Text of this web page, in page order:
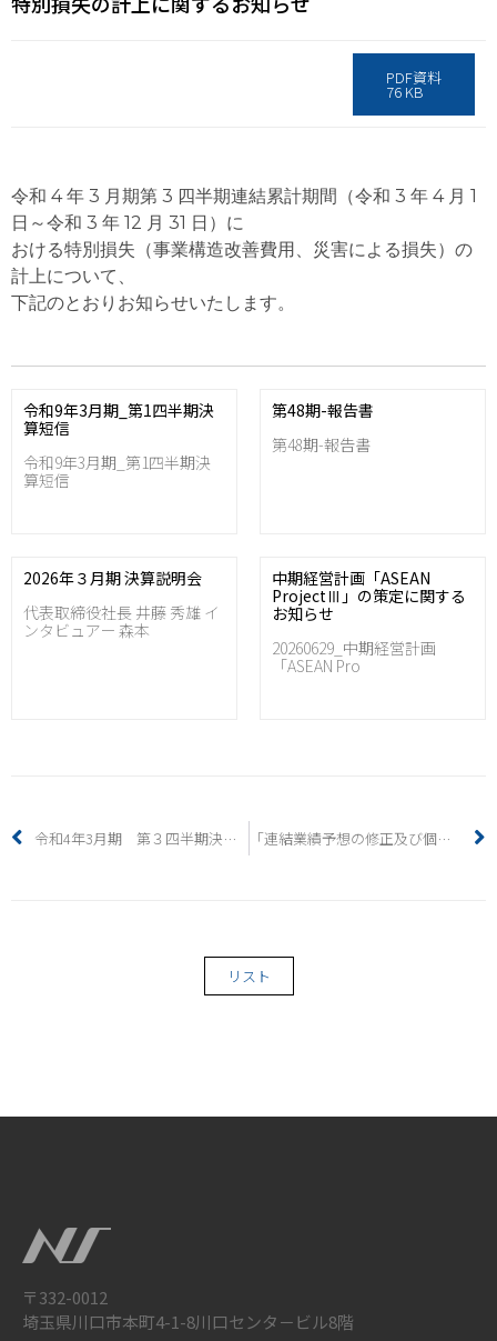
PDF資料
76 KB
令和 4 年 3 月期第 3 四半期連結累計期間（令和 3 年 4 月 1
日～令和 3 年 12 月 31 日）に
おける特別損失（事業構造改善費用、災害による損失）の
計上について、
下記のとおりお知らせいたします。
令和9年3月期_第1四半期決
算短信
令和9年3月期_第1四半期決
算短信
第48期-報告書
第48期-報告書
2026年３月期 決算説明会
代表取締役社長 井藤 秀雄 イ
ンタビュアー 森本
中期経営計画「ASEAN
ProjectⅢ」の策定に関する
お知らせ
20260629_中期経営計画
「ASEAN Pro
令和4年3月期 第３四半期決算短信〔日本基準〕（連結） 「連結業績予想の修正及び個別業績見込みについて並びに営業外収益及び特別損失に関するお知らせ」
リスト
〒332-0012
埼玉県川口市本町4-1-8川口センタ－ビル8階